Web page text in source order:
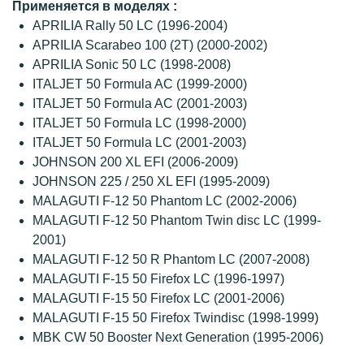
Применяется в моделях :
APRILIA Rally 50 LC (1996-2004)
APRILIA Scarabeo 100 (2T) (2000-2002)
APRILIA Sonic 50 LC (1998-2008)
ITALJET 50 Formula AC (1999-2000)
ITALJET 50 Formula AC (2001-2003)
ITALJET 50 Formula LC (1998-2000)
ITALJET 50 Formula LC (2001-2003)
JOHNSON 200 XL EFI (2006-2009)
JOHNSON 225 / 250 XL EFI (1995-2009)
MALAGUTI F-12 50 Phantom LC (2002-2006)
MALAGUTI F-12 50 Phantom Twin disc LC (1999-
2001)
MALAGUTI F-12 50 R Phantom LC (2007-2008)
MALAGUTI F-15 50 Firefox LC (1996-1997)
MALAGUTI F-15 50 Firefox LC (2001-2006)
MALAGUTI F-15 50 Firefox Twindisc (1998-1999)
MBK CW 50 Booster Next Generation (1995-2006)